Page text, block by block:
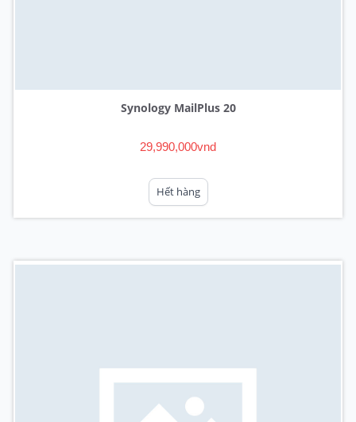
Synology MailPlus 20
29,990,000vnd
Hết hàng